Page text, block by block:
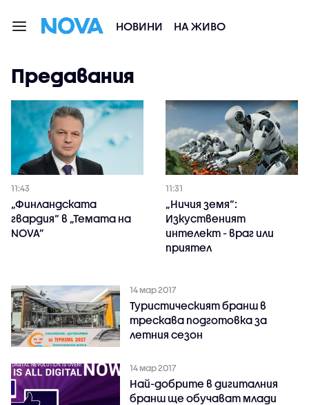
НОВИНИ НА ЖИВО
Предавания
11:43
„Финландската
гвардия“ в „Темата на
NOVA”
11:31
„Ничия земя“:
Изкуственият
интелект - враг или
приятел
14 мар 2017
Туристическият бранш в
трескава подготовка за
летния сезон
14 мар 2017
Най-добрите в дигиталния
бранш ще обучават млади